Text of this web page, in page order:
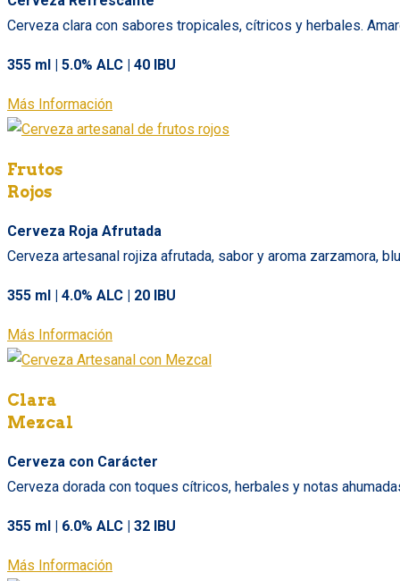
Cerveza clara con sabores tropicales, cítricos y herbales.
355 ml | 5.0% ALC | 40 IBU
Más Información
Frutos
Rojos
Cerveza Roja Afrutada
Cerveza artesanal rojiza afrutada, sabor y aroma zarzamora,
355 ml | 4.0% ALC | 20 IBU
Más Información
Clara
Mezcal
Cerveza con Carácter
Cerveza dorada con toques cítricos, herbales y notas
355 ml | 6.0% ALC | 32 IBU
Más Información